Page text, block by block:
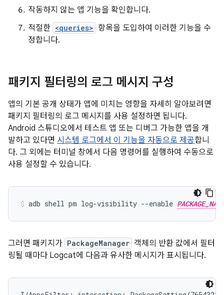
작동하지 않는 앱 기능을 확인합니다.
적절한 <queries> 항목을 도입하여 이러한 기능을 수
정합니다.
패키지 필터링의 로그 메시지 구성
앱의 기본 공개 상태가 앱에 미치는 영향을 자세히 알아보려면
패키지 필터링의 로그 메시지를 사용 설정하면 됩니다.
Android 스튜디오에서 테스트 앱 또는 디버그 가능한 앱을 개
발하고 있다면 시스템 로그에서 이 기능을 자동으로 제공합니
다. 그 외에는 터미널 창에서 다음 명령어를 실행하여 수동으로
사용 설정할 수 있습니다.
adb shell pm log-visibility --enable
그러면 패키지가 PackageManager 객체의 반환 값에서 필터
링될 때마다 Logcat에 다음과 유사한 메시지가 표시됩니다.